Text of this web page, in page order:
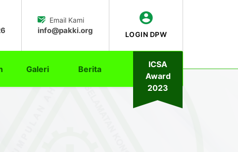
Email Kami
info@pakki.org LOGIN DPW
Galeri Berita
ICSA
Award
2023